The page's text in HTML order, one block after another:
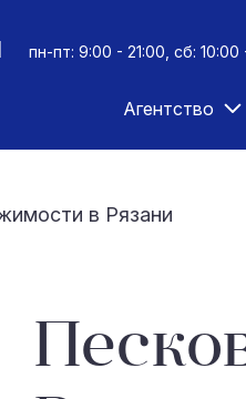
пн-пт: 9:00 - 21:00, сб:
Агентство
в Рязани